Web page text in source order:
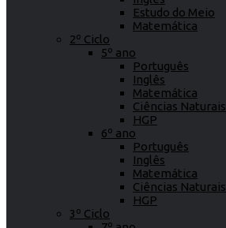
Estudo do Meio
Matemática
2º Ciclo
5º ano
Português
Inglês
Matemática
Ciências Naturais
HGP
6º ano
Português
Inglês
Matemática
Ciências Naturais
HGP
3º Ciclo